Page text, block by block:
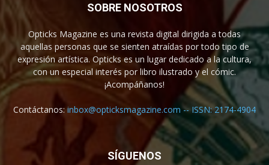
SOBRE NOSOTROS
Opticks Magazine es una revista digital dirigida a todas
aquellas personas que se sienten atraídas por todo tipo de
expresión artística. Opticks es un lugar dedicado a la cultura,
con un especial interés por libro ilustrado y el cómic.
¡Acompáñanos!
Contáctanos:inbox@opticksmagazine.com -- ISSN: 2174-4904
SÍGUENOS